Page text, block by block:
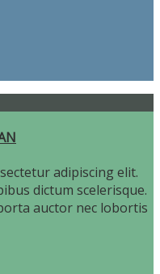
adipiscing elit.
dictum scelerisque.
auctor nec lobortis